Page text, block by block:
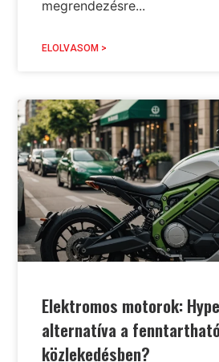
megrendezésre...
ELOLVASOM >
Elektromos motorok:
alternatíva a
közlekedésben?